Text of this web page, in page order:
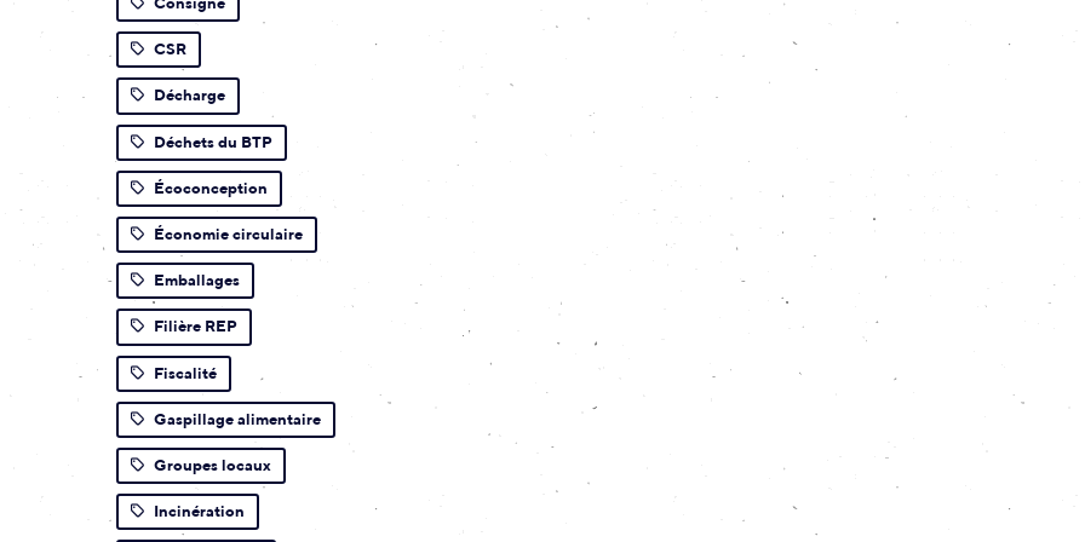
CSR
Décharge
Déchets du BTP
Écoconception
Économie circulaire
Emballages
Filière REP
Fiscalité
Gaspillage alimentaire
Groupes locaux
Incinération